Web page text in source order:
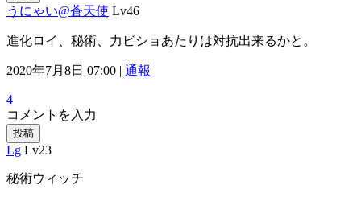
うにゃい@蒼天使 Lv46
進化ロイ、秘術、力ビショあたりは対抗出来るかと。
2020年7月8日 07:00 | 通報
4
コメントを入力
投稿
Lg Lv23
秘術ウィッチ